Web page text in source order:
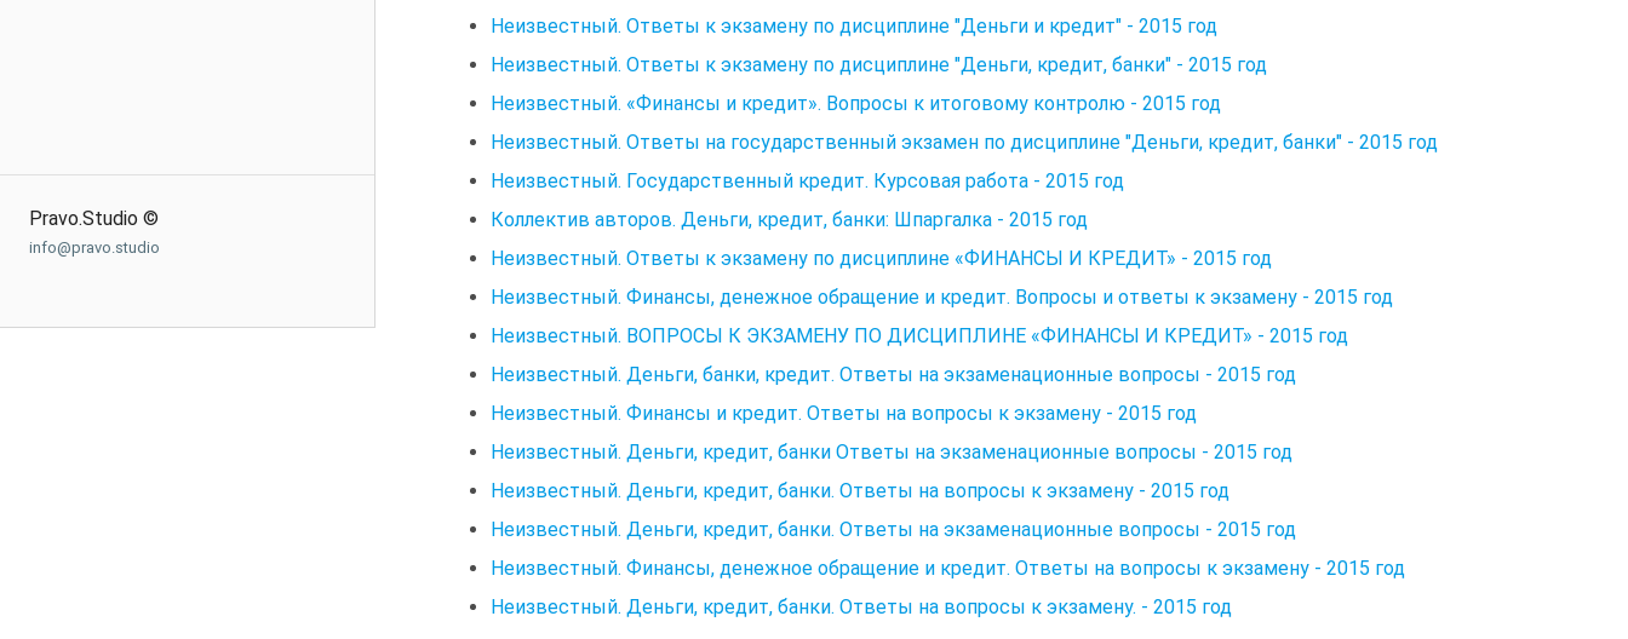
Pravo.Studio ©
info@pravo.studio
Неизвестный. Ответы к экзамену по дисциплине "Деньги и кредит" - 2015 год
Неизвестный. Ответы к экзамену по дисциплине "Деньги, кредит, банки" - 2015 год
Неизвестный. «Финансы и кредит». Вопросы к итоговому контролю - 2015 год
Неизвестный. Ответы на государственный экзамен по дисциплине "Деньги, кредит, банки" - 2015 год
Неизвестный. Государственный кредит. Курсовая работа - 2015 год
Коллектив авторов. Деньги, кредит, банки: Шпаргалка - 2015 год
Неизвестный. Ответы к экзамену по дисциплине «ФИНАНСЫ И КРЕДИТ» - 2015 год
Неизвестный. Финансы, денежное обращение и кредит. Вопросы и ответы к экзамену - 2015 год
Неизвестный. ВОПРОСЫ К ЭКЗАМЕНУ ПО ДИСЦИПЛИНЕ «ФИНАНСЫ И КРЕДИТ» - 2015 год
Неизвестный. Деньги, банки, кредит. Ответы на экзаменационные вопросы - 2015 год
Неизвестный. Финансы и кредит. Ответы на вопросы к экзамену - 2015 год
Неизвестный. Деньги, кредит, банки Ответы на экзаменационные вопросы - 2015 год
Неизвестный. Деньги, кредит, банки. Ответы на вопросы к экзамену - 2015 год
Неизвестный. Деньги, кредит, банки. Ответы на экзаменационные вопросы - 2015 год
Неизвестный. Финансы, денежное обращение и кредит. Ответы на вопросы к экзамену - 2015 год
Неизвестный. Деньги, кредит, банки. Ответы на вопросы к экзамену. - 2015 год